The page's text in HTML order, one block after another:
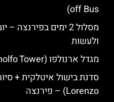
off Bus)
מסלול 2 ימים
ולעשות
מגדל ארנולפו (Arnolfo Tower) בפירנצה
Lorenzo) – פירנצה